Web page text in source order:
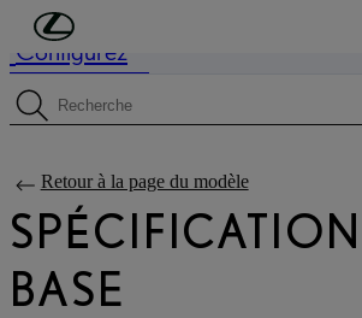
Passer au contenu principal
Price is updated The price of your
Configurez
Recherche de spécifications
Retour à la page du modèle
BASE